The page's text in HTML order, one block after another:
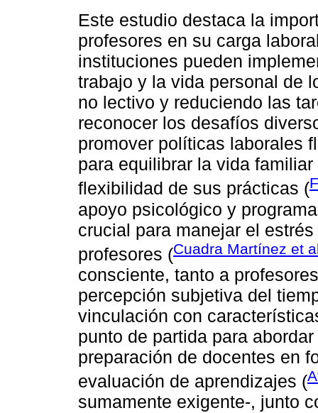
Este estudio destaca la
profesores en su carga
instituciones pueden
trabajo y la vida personal de
no lectivo y reduciendo las
reconocer los desafíos
promover políticas laborales
para equilibrar la vida
flexibilidad de sus prácticas (
apoyo psicológico y
crucial para manejar el
profesores (Cuadra Martínez et
consciente, tanto a
percepción subjetiva del
vinculación con
punto de partida para
preparación de docentes en
evaluación de aprendizajes (
sumamente exigente-, junto